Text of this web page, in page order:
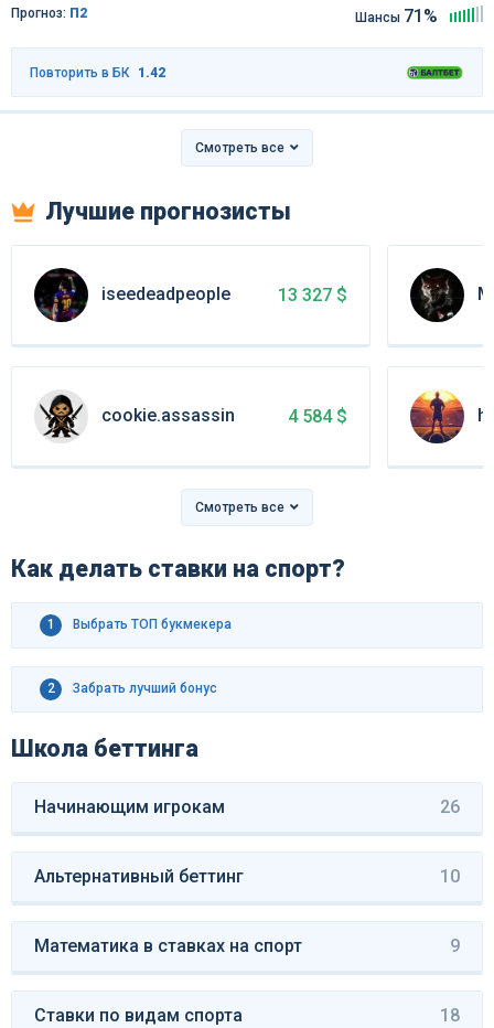
Прогноз: П2 Шансы 71%
Повторить в БК 1.42
Смотреть все
Лучшие прогнозисты
iseedeadpeople 13 327 $
cookie.assassin 4 584 $
Смотреть все
Как делать ставки на спорт?
1 Выбрать ТОП букмекера
2 Забрать лучший бонус
Школа беттинга
Начинающим игрокам 26
Альтернативный беттинг 10
Математика в ставках на спорт 9
Ставки по видам спорта 18